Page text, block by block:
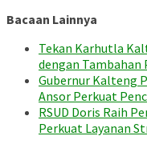
Bacaan Lainnya
Tekan Karhutla
dengan Tambahan
Gubernur Kalteng
Ansor Perkuat
RSUD Doris Raih
Perkuat Layanan